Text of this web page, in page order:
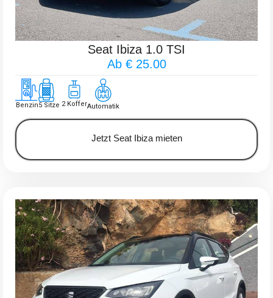
Seat Ibiza 1.0 TSI
Ab € 25.00
Benzin5 Sitze 2 KofferAutomatik
Jetzt Seat Ibiza mieten